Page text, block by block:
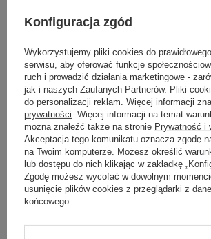
SERENITY dywanik
łazienkowy 60x90cm z
antypoślizgiem, polyester,
niebeski
147,90 zł / szt.
beżowy
74,80 zł
Konfiguracja zgód
Wykorzystujemy pliki cookies do
serwisu, aby oferować funkcje
ruch i prowadzić działania marketingowe -
jak i naszych Zaufanych Partnerów. Pliki
do personalizacji reklam. Więcej informacji
prywatności . Więcej informacji na temat
można znaleźć także na stronie Prywatność i
Akceptacja tego komunikatu oznacza zgodę
na Twoim komputerze. Możesz określić
lub dostępu do nich klikając w zakładkę
Zgodę możesz wycofać w dowolnym
usunięcie plików cookies z przeglądarki z
końcowego.